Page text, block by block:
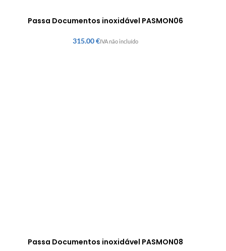
Passa Documentos inoxidável PASMON06
€
Passa Documentos inoxidável PASMON08